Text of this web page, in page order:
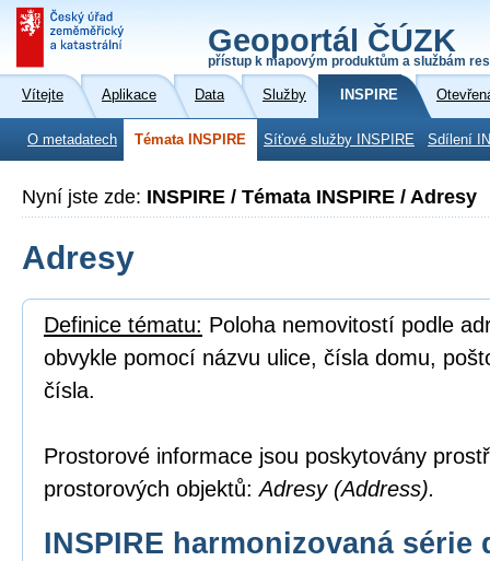
Geoportál ČÚZK
přístup k mapovým produktům a službám
Vítejte Aplikace Data Služby INSPIRE
O metadatech Témata INSPIRE Síťové služby INSPIRE Sdílení
Nyní jste zde: INSPIRE / Témata INSPIRE / Adresy
Adresy
Definice tématu: Poloha nemovitostí podle
obvykle pomocí názvu ulice, čísla domu,
čísla.
Prostorové informace jsou poskytovány
prostorových objektů:Adresy (Address).
INSPIRE harmonizovaná série